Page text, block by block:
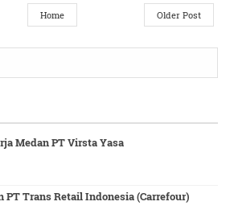
Older Post
Home
Medan PT Virsta Yasa
PT Trans Retail Indonesia (Carrefour)